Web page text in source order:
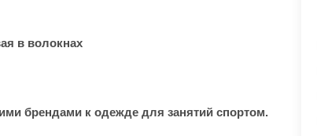
в волокнах
брендами к одежде для занятий спортом.